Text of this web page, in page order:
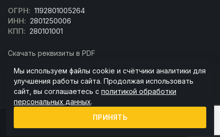
ОГРН: 1192801005264
ИНН: 2801250006
КПП: 280101001
Скачать реквизиты в PDF
(Скачать договор)
Мы используем файлы cookie и счётчики аналитики для
улучшения работы сайта. Продолжая использовать
сайт, вы соглашаетесь с политикой обработки
персональных данных.
ПРИНЯТЬ